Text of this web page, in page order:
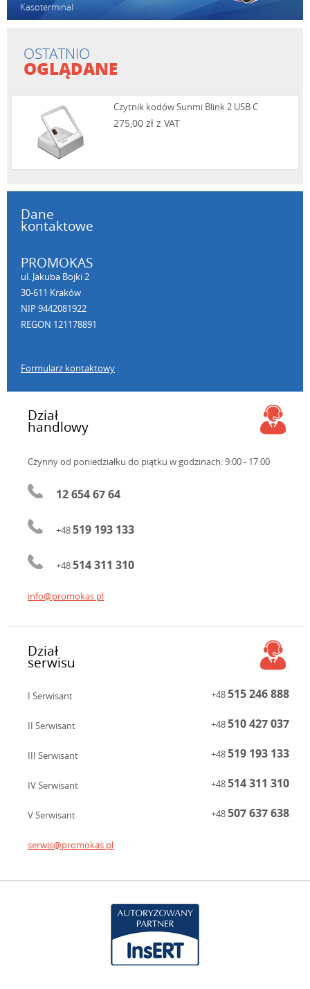
Kasoterminal
OSTATNIO
OGLĄDANE
Czytnik kodów Sunmi Blink 2 USB C
275,00 zł z VAT
Dane
kontaktowe
PROMOKAS
ul. Jakuba Bojki 2
30-611 Kraków
NIP 9442081922
REGON 121178891
Formularz kontaktowy
Dział
handlowy
Czynny od poniedziałku do piątku w godzinach: 9:00 - 17:00
12 654 67 64
+48519 193 133
+48514 311 310
info@promokas.pl
Dział
serwisu
I Serwisant +48515 246 888
II Serwisant +48510 427 037
III Serwisant +48519 193 133
IV Serwisant +48514 311 310
V Serwisant +48507 637 638
serwis@promokas.pl